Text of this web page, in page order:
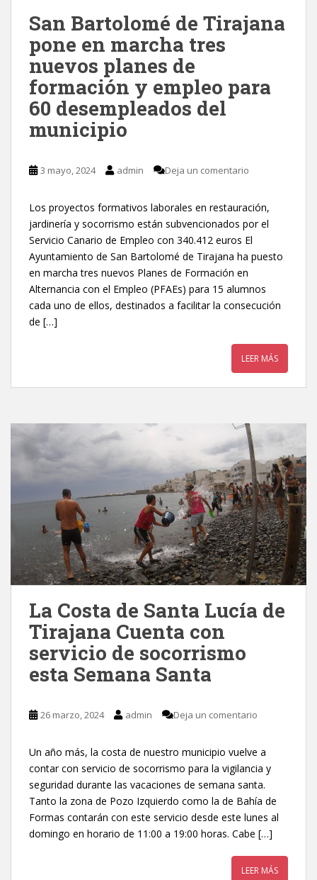
San Bartolomé de Tirajana
pone en marcha tres
nuevos planes de
formación y empleo para
60 desempleados del
municipio
3 mayo, 2024 admin Deja un comentario
Los proyectos formativos laborales en restauración,
jardinería y socorrismo están subvencionados por el
Servicio Canario de Empleo con 340.412 euros El
Ayuntamiento de San Bartolomé de Tirajana ha puesto
en marcha tres nuevos Planes de Formación en
Alternancia con el Empleo (PFAEs) para 15 alumnos
cada uno de ellos, destinados a facilitar la consecución
de […]
LEER MÁS
La Costa de Santa Lucía de
Tirajana Cuenta con
servicio de socorrismo
esta Semana Santa
26 marzo, 2024 admin Deja un comentario
Un año más, la costa de nuestro municipio vuelve a
contar con servicio de socorrismo para la vigilancia y
seguridad durante las vacaciones de semana santa.
Tanto la zona de Pozo Izquierdo como la de Bahía de
Formas contarán con este servicio desde este lunes al
domingo en horario de 11:00 a 19:00 horas. Cabe […]
LEER MÁS